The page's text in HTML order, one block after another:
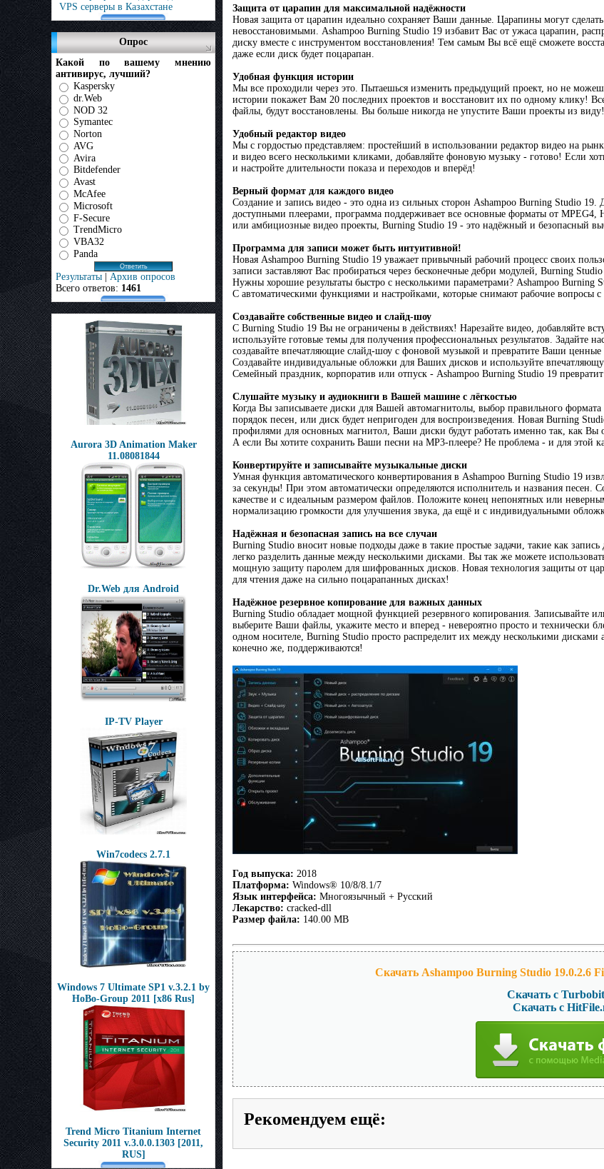
VPS серверы в Казахстане
Опрос
Какой по вашему мнению
антивирус, лучший?
Kaspersky
dr.Web
NOD 32
Symantec
Norton
AVG
Avira
Bitdefender
Avast
McAfee
Microsoft
F-Secure
TrendMicro
VBA32
Panda
Результаты | Архив опросов
Всего ответов: 1461
Aurora 3D Animation Maker
11.08081844
Dr.Web для Android
IP-TV Player
Win7codecs 2.7.1
Windows 7 Ultimate SP1 v.3.2.1 by
HoBo-Group 2011 [x86 Rus]
Trend Micro Titanium Internet
Security 2011 v.3.0.0.1303 [2011,
RUS]
Защита от царапин для максимальной надёжности
Новая защита от царапин идеально сохраняет Ваши данные. Царапины могут
невосстановимыми. Ashampoo Burning Studio 19 избавит Вас от ужаса царапин,
диску вместе с инструментом восстановления! Тем самым Вы всё ещё сможете
даже если диск будет поцарапан.
Удобная функция истории
Мы все проходили через это. Пытаешься изменить предыдущий проект, но не
истории покажет Вам 20 последних проектов и восстановит их по одному клику!
файлы, будут восстановлены. Вы больше никогда не упустите Ваши проекты из виду!
Удобный редактор видео
Мы с гордостью представляем: простейший в использовании редактор видео на
и видео всего несколькими кликами, добавляйте фоновую музыку - готово! Если
и настройте длительности показа и переходов и вперёд!
Верный формат для каждого видео
Создание и запись видео - это одна из сильных сторон Ashampoo Burning Studio 19.
доступными плеерами, программа поддерживает все основные форматы от MPEG4,
или амбициозные видео проекты, Burning Studio 19 - это надёжный и безопасный
Программа для записи может быть интуитивной!
Новая Ashampoo Burning Studio 19 уважает привычный рабочий процесс своих
записи заставляют Вас пробираться через бесконечные дебри модулей, Burning
Нужны хорошие результаты быстро с несколькими параметрами? Ashampoo Burning
С автоматическими функциями и настройками, которые снимают рабочие вопросы
Создавайте собственные видео и слайд-шоу
С Burning Studio 19 Вы не ограничены в действиях! Нарезайте видео, добавляйте
используйте готовые темы для получения профессиональных результатов. Задайте
создавайте впечатляющие слайд-шоу с фоновой музыкой и превратите Ваши
Создавайте индивидуальные обложки для Ваших дисков и используйте
Семейный праздник, корпоратив или отпуск - Ashampoo Burning Studio 19 превратит
Слушайте музыку и аудиокниги в Вашей машине с лёгкостью
Когда Вы записываете диски для Вашей автомагнитолы, выбор правильного
порядок песен, или диск будет непригоден для воспроизведения. Новая Burning
профилями для основных магнитол, Ваши диски будут работать именно так, как Вы
А если Вы хотите сохранить Ваши песни на MP3-плеере? Не проблема - и для этой
Конвертируйте и записывайте музыкальные диски
Умная функция автоматического конвертирования в Ashampoo Burning Studio 19
за секунды! При этом автоматически определяются исполнитель и названия песен.
качестве и с идеальным размером файлов. Положите конец непонятных или
нормализацию громкости для улучшения звука, да ещё и с индивидуальными
Надёжная и безопасная запись на все случаи
Burning Studio вносит новые подходы даже в такие простые задачи, такие как
легко разделить данные между несколькими дисками. Вы так же можете
мощную защиту паролем для шифрованных дисков. Новая технология защиты от
для чтения даже на сильно поцарапанных дисках!
Надёжное резервное копирование для важных данных
Burning Studio обладает мощной функцией резервного копирования. Записывайте
выберите Ваши файлы, укажите место и вперед - невероятно просто и технически
одном носителе, Burning Studio просто распределит их между несколькими дисками
конечно же, поддерживаются!
Год выпуска: 2018
Платформа: Windows® 10/8/8.1/7
Язык интерфейса: Многоязычный + Русский
Лекарство: cracked-dll
Размер файла: 140.00 MB
Скачать Ashampoo Burning Studio 19.0.2.6
Скачать с
Скачать с
Рекомендуем ещё: